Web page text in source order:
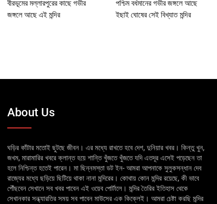
বীরভূমের মল্লারপুরের কাছে গভীর
জঙ্গলে আছে এই মন্দির
পশ্চিম বর্ধমানের গভীর জঙ্গলে আছে
ইছাই ঘোষের সেই বিখ্যাত মন্দির
About Us
ঘড়ির কাঁটার মতোই ছুটছে জীবন। এর মধ্যে রাখতে হবে দেশ, দুনিয়ার খবর। কিন্তু খুন,
জখম, মারামারির খবরে ক্লান্ত হয়ে শান্তি খুঁজতে খুঁজতে যদি এতদূর এসেই পড়েছেন তা
হলে নিশ্চিন্ত হতেই পারেন। মা ছিন্নমস্তা ডট ইন- আমরা আপনাকে সুলুকসন্ধান দেব
রাজ্যের মধ্যে ছড়িয়ে ছিটিয়ে থাকা নানা মন্দিরের। কোথায় কোন মন্দির রয়েছে, কী ভাবে
পৌঁছবেন সেখানে সব খবর পাবেন এই ওয়েব পোর্টালে। মন্দির তৈরির ইতিহাস থেকে
সেখানকার সন্ধ্যারতির সময় সব পাবেন মাউসের এক কিক্লেই। আমরা চেষ্টা করছি মন্দির